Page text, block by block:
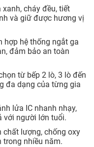
xanh, cháy đều, tiết
và giữ được hương vị
hợp hệ thống ngắt ga
đảm bảo an toàn
từ bếp 2 lò, 3 lò đến
đa dạng của từng gia
lửa IC nhanh nhạy,
với người lớn tuổi.
chất lượng, chống oxy
trong nhiều năm.